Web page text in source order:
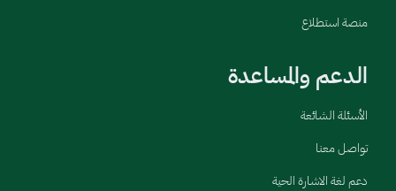
منصة استطلاع
الدعم والمساعدة
الأسئلة الشائعة
تواصل معنا
دعم لغة الاشارة الحية